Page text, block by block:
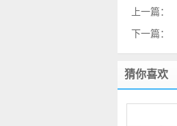
上一篇：
下一篇：
猜你喜欢